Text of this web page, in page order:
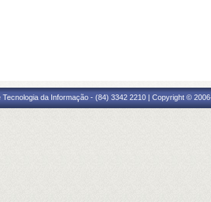
Tecnologia da Informação - (84) 3342 2210 | Copyright ©